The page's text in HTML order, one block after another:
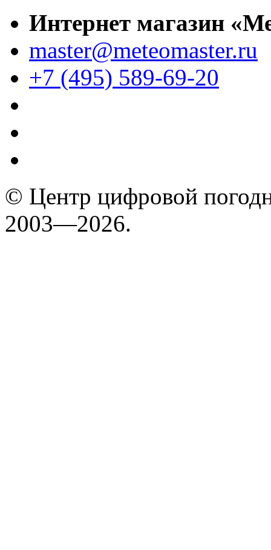
Интернет магазин
master@meteomaster.ru
+7 (495) 589-69-20
© Центр цифровой
2003—2026.